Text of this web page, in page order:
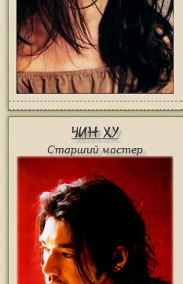
Чин Ху
Старший мастер